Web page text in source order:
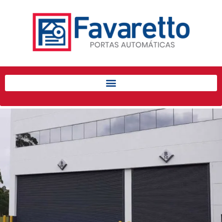
Início
Produtos
Automatizadores
Acessórios Para Portas de
Enrolar
Pintura eletrostática
Portfólio
Contato